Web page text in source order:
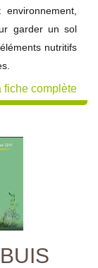
garder un sol
nutritifs
fiche complète